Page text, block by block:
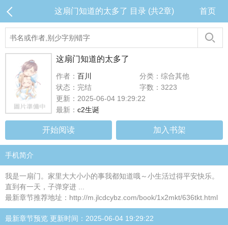
这扇门知道的太多了 目录 (共2章) 首页
这扇门知道的太多了
作者： 百川
分类：综合其他
状态：完结
字数：3223
更新：2025-06-04 19:29:22
最新： c2生诞
开始阅读 加入书架
手机简介
我是一扇门。家里大大小小的事我都知道哦～小生活过得平安快乐。
直到有一天，子弹穿进 ...
最新章节推荐地址：http://m.jlcdcybz.com/book/1x2mkt/636tkt.html
最新章节预览 更新时间：2025-06-04 19:29:22